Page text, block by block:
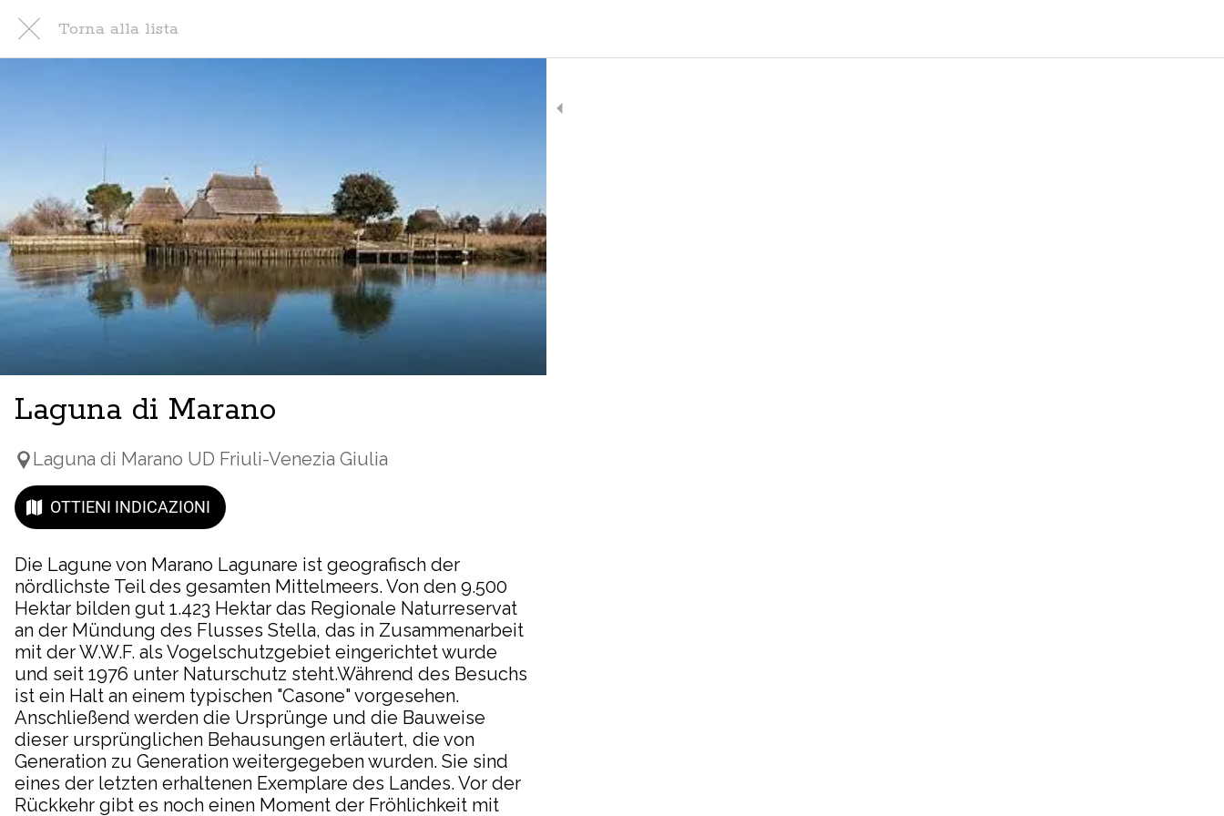
Torna alla lista
Laguna di Marano
Laguna di Marano UD Friuli-Venezia Giulia
OTTIENI INDICAZIONI
Die Lagune von Marano Lagunare ist geografisch der
nördlichste Teil des gesamten Mittelmeers. Von den 9.500
Hektar bilden gut 1.423 Hektar das Regionale Naturreservat
an der Mündung des Flusses Stella, das in Zusammenarbeit
mit der W.W.F. als Vogelschutzgebiet eingerichtet wurde
und seit 1976 unter Naturschutz steht.Während des Besuchs
ist ein Halt an einem typischen "Casone" vorgesehen.
Anschließend werden die Ursprünge und die Bauweise
dieser ursprünglichen Behausungen erläutert, die von
Generation zu Generation weitergegeben wurden. Sie sind
eines der letzten erhaltenen Exemplare des Landes. Vor der
Rückkehr gibt es noch einen Moment der Fröhlichkeit mit